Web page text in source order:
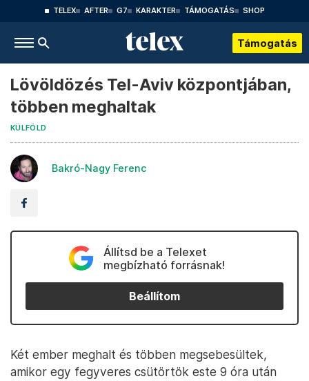
TELEX AFTER G7 KARAKTER TÁMOGATÁS SHOP
Támogatás
Lövöldözés Tel-Aviv központjában,
többen meghaltak
KÜLFÖLD
Bakró-Nagy Ferenc
Állítsd be a Telexet
megbízható forrásnak!
Beállítom
Két ember meghalt és többen megsebesültek,
amikor egy fegyveres csütörtök este 9 óra után